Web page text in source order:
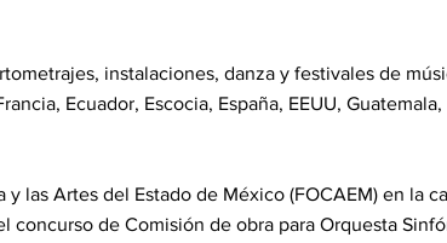
instalaciones, danza y festivales de
Ecuador, Escocia, España, EEUU,
las Artes del Estado de México (FOCAEM) en la
concurso de Comisión de obra para Orquesta